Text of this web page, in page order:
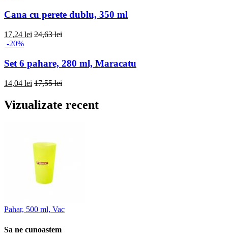
Cana cu perete dublu, 350 ml
17,24 lei 24,63 lei
-20%
Set 6 pahare, 280 ml, Maracatu
14,04 lei 17,55 lei
Vizualizate recent
Pahar, 500 ml, Vac
Sa ne cunoastem